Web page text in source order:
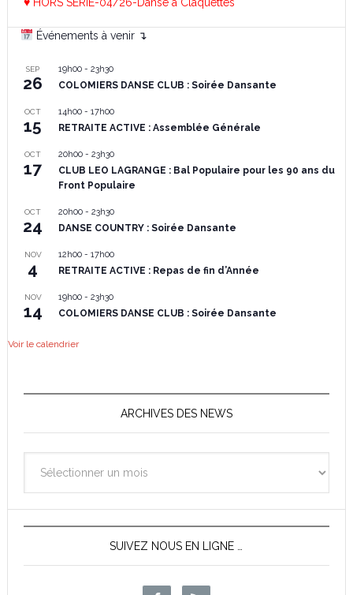
Événements à venir ↴
SEP
26
19h00- 23h30
COLOMIERS DANSE CLUB : Soirée Dansante
OCT
15
14h00- 17h00
RETRAITE ACTIVE : Assemblée Générale
OCT
17
20h00- 23h30
CLUB LEO LAGRANGE : Bal Populaire pour les 90 ans du
Front Populaire
OCT
24
20h00- 23h30
DANSE COUNTRY : Soirée Dansante
NOV
4
12h00- 17h00
RETRAITE ACTIVE : Repas de fin d’Année
NOV
14
19h00- 23h30
COLOMIERS DANSE CLUB : Soirée Dansante
Voir le calendrier
ARCHIVES DES NEWS
des
News
SUIVEZ NOUS EN LIGNE …